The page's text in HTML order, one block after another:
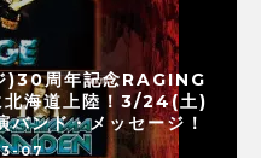
)30周年記念RAGING
海道上陸！3/24(土)
ンド・メッセージ！
07